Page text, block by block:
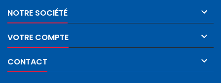
NOTRE SOCIÉTÉ 
VOTRE COMPTE 
CONTACT 